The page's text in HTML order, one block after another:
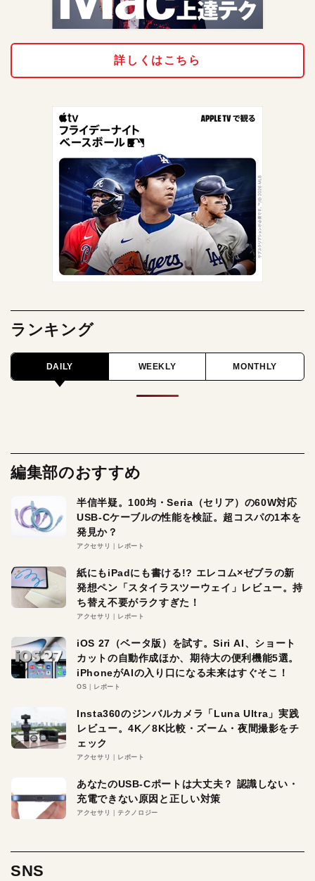
詳しくはこちら
ランキング
DAILY WEEKLY MONTHLY
編集部のおすすめ
半信半疑。100均・Seria（セリア）の60W対応
USB-Cケーブルの性能を検証。超コスパの1本を
発見か？
アクセサリ レポート
紙にもiPadにも書ける!? エレコム×ゼブラの新
発想ペン「スタイラスツーウェイ」レビュー。持
ち替え不要がラクすぎた！
アクセサリ レポート
iOS 27（ベータ版）を試す。Siri AI、ショート
カットの自動作成ほか、期待大の便利機能5選。
iPhoneがAIの入り口になる未来はすぐそこ！
OS レポート
Insta360のジンバルカメラ「Luna Ultra」実践
レビュー。4K／8K比較・ズーム・夜間撮影をチ
ェック
アクセサリ レポート
あなたのUSB-Cポートは大丈夫？ 認識しない・
充電できない原因と正しい対策
アクセサリ テクノロジー
SNS